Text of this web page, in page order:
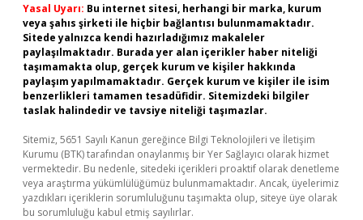
Yasal Uyarı: Bu internet sitesi, herhangi bir marka, kurum
veya şahıs şirketi ile hiçbir bağlantısı bulunmamaktadır.
Sitede yalnızca kendi hazırladığımız makaleler
paylaşılmaktadır. Burada yer alan içerikler haber niteliği
taşımamakta olup, gerçek kurum ve kişiler hakkında
paylaşım yapılmamaktadır. Gerçek kurum ve kişiler ile isim
benzerlikleri tamamen tesadüfidir. Sitemizdeki bilgiler
taslak halindedir ve tavsiye niteliği taşımazlar.
Sitemiz, 5651 Sayılı Kanun gereğince Bilgi Teknolojileri ve İletişim
Kurumu (BTK) tarafından onaylanmış bir Yer Sağlayıcı olarak hizmet
vermektedir. Bu nedenle, sitedeki içerikleri proaktif olarak denetleme
veya araştırma yükümlülüğümüz bulunmamaktadır. Ancak, üyelerimiz
yazdıkları içeriklerin sorumluluğunu taşımakta olup, siteye üye olarak
bu sorumluluğu kabul etmiş sayılırlar.